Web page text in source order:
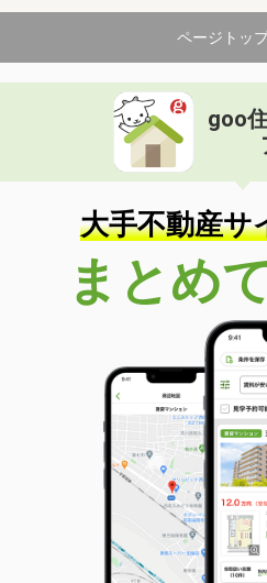
ページトッ
goo
大手不動産サ
まとめ